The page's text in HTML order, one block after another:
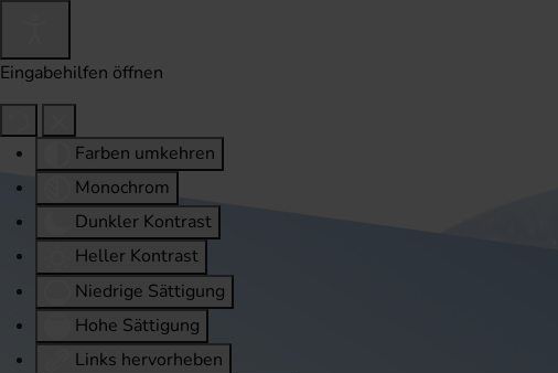
Eingabehilfen öffnen
Farben umkehren
Monochrom
Dunkler Kontrast
Heller Kontrast
Niedrige Sättigung
Hohe Sättigung
Links hervorheben